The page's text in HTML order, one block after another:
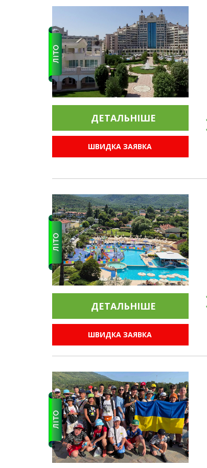
ДЕТАЛЬНIШЕ
ШВИДКА ЗАЯВКА
ДЕТАЛЬНIШЕ
ШВИДКА ЗАЯВКА